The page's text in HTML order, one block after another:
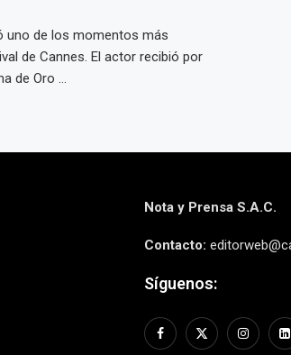
uno de los momentos más
de Cannes. El actor recibió por
de Oro ...
Nota y Prensa S.A.C.
Contacto:
Síguenos: